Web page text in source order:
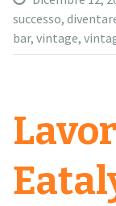
successo,
bar, vintage,